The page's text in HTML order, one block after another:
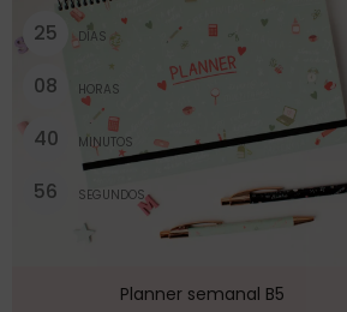
25 DÍAS
08 HORAS
40 MINUTOS
56 SEGUNDOS
Planner semanal B5